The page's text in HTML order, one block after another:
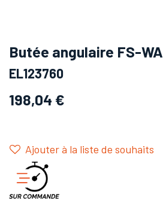
Butée angulaire FS-WA
EL123760
198,04 €
Ajouter à la liste de souhaits